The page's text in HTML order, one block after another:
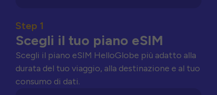
Step 1
Scegli il tuo piano eSIM
Scegli il piano eSIM HelloGlobe più adatto alla
durata del tuo viaggio, alla destinazione e al tuo
consumo di dati.